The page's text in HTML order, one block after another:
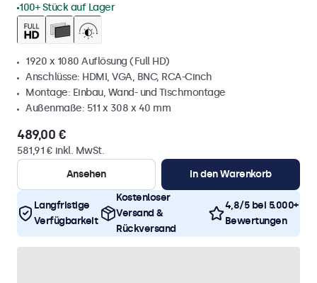
100+ Stück auf Lager
1920 x 1080 Auflösung (Full HD)
Anschlüsse: HDMI, VGA, BNC, RCA-Cinch
Montage: Einbau, Wand- und Tischmontage
Außenmaße: 511 x 308 x 40 mm
489,00 €
581,91 € inkl. MwSt.
Ansehen
In den Warenkorb
Langfristige
Verfügbarkeit
Kostenloser
Versand &
Rückversand
4,8/5 bei 5.000+
Bewertungen